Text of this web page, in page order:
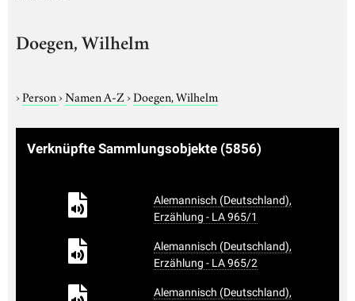
Doegen, Wilhelm
›Person›Namen A-Z›Doegen, Wilhelm
Verknüpfte Sammlungsobjekte (5856)
Alemannisch (Deutschland),
Erzählung - LA 965/1
Alemannisch (Deutschland),
Erzählung - LA 965/2
Alemannisch (Deutschland),